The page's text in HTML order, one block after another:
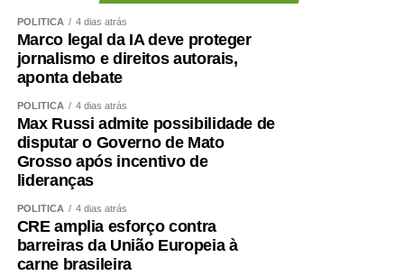
preensão, velocidade da marcha, capacidade funcional e
exames cardiometabólicos ajudam a identificar riscos que
o IMC isolado não mostra.
O treinamento de força deve ocupar posição central.
Caminhar é importante, mas pode não ser suficiente para
preservar ou recuperar massa muscular. Exercícios
resistidos, progressivos e individualizados são
fundamentais.
A alimentação também precisa garantir quantidade
adequada de proteínas e energia, distribuídas ao longo
POLÍTICA 4 dias atrás
Marco legal da IA deve proteger
jornalismo e direitos autorais,
aponta debate
POLÍTICA 4 dias atrás
Max Russi admite possibilidade de
disputar o Governo de Mato
Grosso após incentivo de
lideranças
POLÍTICA 4 dias atrás
CRE amplia esforço contra
barreiras da União Europeia à
carne brasileira